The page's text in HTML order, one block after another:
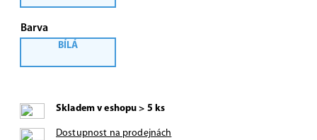
Barva
BÍLÁ
Skladem v eshopu > 5 ks
Dostupnost na prodejnách